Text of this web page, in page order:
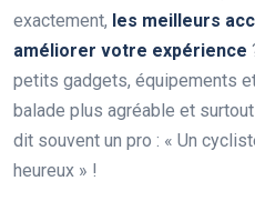
exactement, les meilleurs
améliorer votre expérience
petits gadgets, équipements
balade plus agréable et
dit souvent un pro : « Un
heureux » !